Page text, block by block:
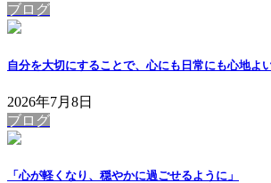
ブログ
自分を大切にすることで、心にも日常にも心地よ
2026年7月8日
ブログ
「心が軽くなり、穏やかに過ごせるように」